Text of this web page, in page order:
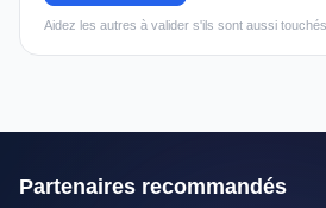
Aidez les autres à valider s'ils sont aussi touchés.
Partenaires recommandés